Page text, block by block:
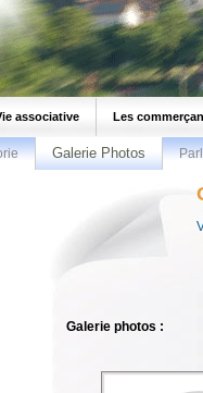
associative Les
Galerie Photos
Galerie photos :